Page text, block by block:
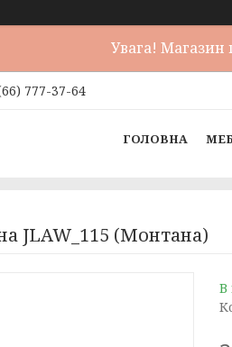
Увага! Магазин
777-37-64
ГОЛОВНА
JLAW_115 (Монтана)
В